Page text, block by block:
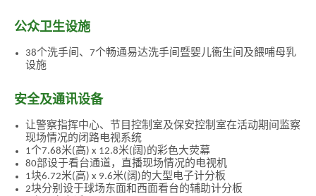
公众卫生设施
38个洗手间、7个畅通易达洗手间暨婴儿衞生间及餵哺母乳
设施
安全及通讯设备
让警察指挥中心、节目控制室及保安控制室在活动期间监察
现场情况的闭路电视系统
1个7.68米(高) x 12.8米(阔)的彩色大荧幕
80部设于看台通道，直播现场情况的电视机
1块6.72米(高) x 9.6米(阔)的大型电子计分板
2块分别设于球场东面和西面看台的辅助计分板